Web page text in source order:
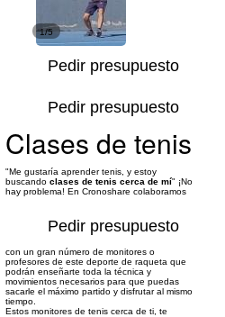
1/5
Pedir presupuesto
Pedir presupuesto
Pedir presupuesto
Clases de tenis
"Me gustaría aprender tenis, y estoy
buscando clases de tenis cerca de mí" ¡No
hay problema! En Cronoshare colaboramos
con un gran número de monitores o
profesores de este deporte de raqueta que
podrán enseñarte toda la técnica y
movimientos necesarios para que puedas
sacarle el máximo partido y disfrutar al mismo
tiempo.
Estos monitores de tenis cerca de ti, te